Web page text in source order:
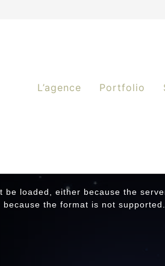
L’agence Portfolio
be loaded, either because the
because the format is not supported.